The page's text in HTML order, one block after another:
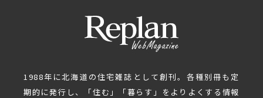
1988年に北海道の住宅雑誌として創刊。各種別冊も定
期的に発行し、「住む」「暮らす」をよりよくする情報